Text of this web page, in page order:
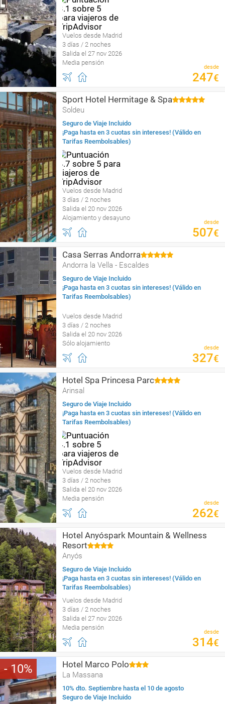
Vuelos desde Madrid
3 días / 2 noches
Salida el 27 nov 2026
Media pensión
desde
247€
Sport Hotel Hermitage & Spa
Soldeu
Seguro de Viaje Incluido
¡Paga hasta en 3 cuotas sin intereses! (Válido en
Tarifas Reembolsables)
Vuelos desde Madrid
3 días / 2 noches
Salida el 20 nov 2026
Alojamiento y desayuno
desde
507€
Casa Serras Andorra
Andorra la Vella - Escaldes
Seguro de Viaje Incluido
¡Paga hasta en 3 cuotas sin intereses! (Válido en
Tarifas Reembolsables)
Vuelos desde Madrid
3 días / 2 noches
Salida el 20 nov 2026
Sólo alojamiento
desde
327€
Hotel Spa Princesa Parc
Arinsal
Seguro de Viaje Incluido
¡Paga hasta en 3 cuotas sin intereses! (Válido en
Tarifas Reembolsables)
Vuelos desde Madrid
3 días / 2 noches
Salida el 20 nov 2026
Media pensión
desde
262€
Hotel Anyóspark Mountain & Wellness
Resort
Anyós
Seguro de Viaje Incluido
¡Paga hasta en 3 cuotas sin intereses! (Válido en
Tarifas Reembolsables)
Vuelos desde Madrid
3 días / 2 noches
Salida el 27 nov 2026
Media pensión
desde
314€
10 Hotel Marco Polo
La Massana
10% dto. Septiembre hasta el 10 de agosto
Seguro de Viaje Incluido